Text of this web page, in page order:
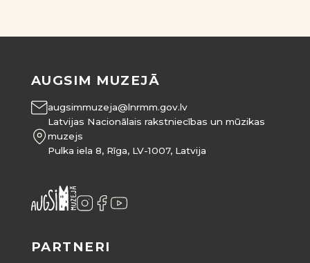
AUGSIM MUZEJĀ
augsimmuzeja@lnrmm.gov.lv
Latvijas Nacionālais rakstniecības un mūzikas
muzejs
Pulka iela 8, Rīga, LV-1007, Latvija
PARTNERI